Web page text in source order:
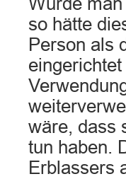
so hätte
Person als
wäre, dass
tun haben.
Erblassers